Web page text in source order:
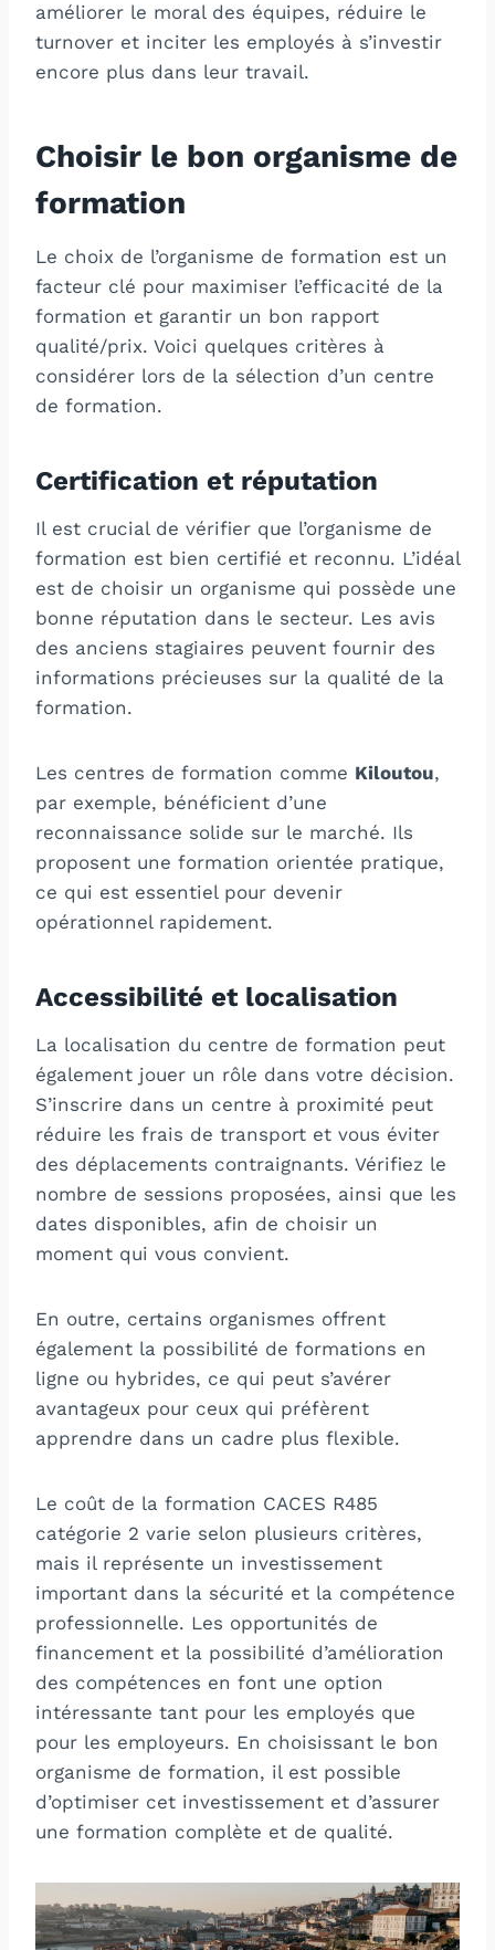
améliorer le moral des équipes, réduire le
turnover et inciter les employés à s’investir
encore plus dans leur travail.
Choisir le bon organisme de
formation
Le choix de l’organisme de formation est un
facteur clé pour maximiser l’efficacité de la
formation et garantir un bon rapport
qualité/prix. Voici quelques critères à
considérer lors de la sélection d’un centre
de formation.
Certification et réputation
Il est crucial de vérifier que l’organisme de
formation est bien certifié et reconnu. L’idéal
est de choisir un organisme qui possède une
bonne réputation dans le secteur. Les avis
des anciens stagiaires peuvent fournir des
informations précieuses sur la qualité de la
formation.
Les centres de formation comme Kiloutou,
par exemple, bénéficient d’une
reconnaissance solide sur le marché. Ils
proposent une formation orientée pratique,
ce qui est essentiel pour devenir
opérationnel rapidement.
Accessibilité et localisation
La localisation du centre de formation peut
également jouer un rôle dans votre décision.
S’inscrire dans un centre à proximité peut
réduire les frais de transport et vous éviter
des déplacements contraignants. Vérifiez le
nombre de sessions proposées, ainsi que les
dates disponibles, afin de choisir un
moment qui vous convient.
En outre, certains organismes offrent
également la possibilité de formations en
ligne ou hybrides, ce qui peut s’avérer
avantageux pour ceux qui préfèrent
apprendre dans un cadre plus flexible.
Le coût de la formation CACES R485
catégorie 2 varie selon plusieurs critères,
mais il représente un investissement
important dans la sécurité et la compétence
professionnelle. Les opportunités de
financement et la possibilité d’amélioration
des compétences en font une option
intéressante tant pour les employés que
pour les employeurs. En choisissant le bon
organisme de formation, il est possible
d’optimiser cet investissement et d’assurer
une formation complète et de qualité.